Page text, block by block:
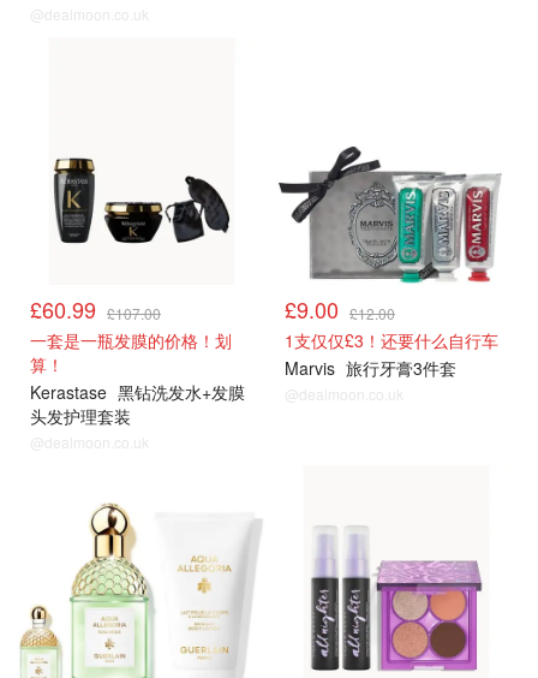
@dealmoon.co.uk
£60.99 £107.00
一套是一瓶发膜的价格！划
算！
Kerastase 黑钻洗发水+发膜
头发护理套装
@dealmoon.co.uk
£9.00 £12.00
1支仅仅£3！还要什么自行车
Marvis 旅行牙膏3件套
@dealmoon.co.uk